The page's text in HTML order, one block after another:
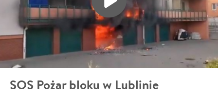
SOS Pożar bloku w Lublinie